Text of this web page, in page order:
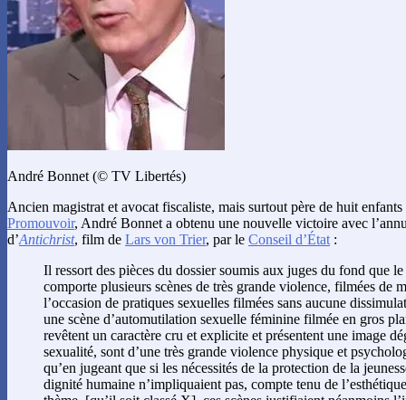
André Bonnet (© TV Libertés)
Ancien magistrat et avocat fiscaliste, mais surtout père de huit
Promouvoir, André Bonnet a obtenu une nouvelle victoire avec
d’Antichrist, film de Lars von Trier, par le Conseil d’État :
Il ressort des pièces du dossier soumis aux juges du fond que
comporte plusieurs scènes de très grande violence, filmées de
l’occasion de pratiques sexuelles filmées sans aucune
une scène d’automutilation sexuelle féminine filmée en gros
revêtent un caractère cru et explicite et présentent une image
sexualité, sont d’une très grande violence physique et
qu’en jugeant que si les nécessités de la protection de la
dignité humaine n’impliquaient pas, compte tenu de